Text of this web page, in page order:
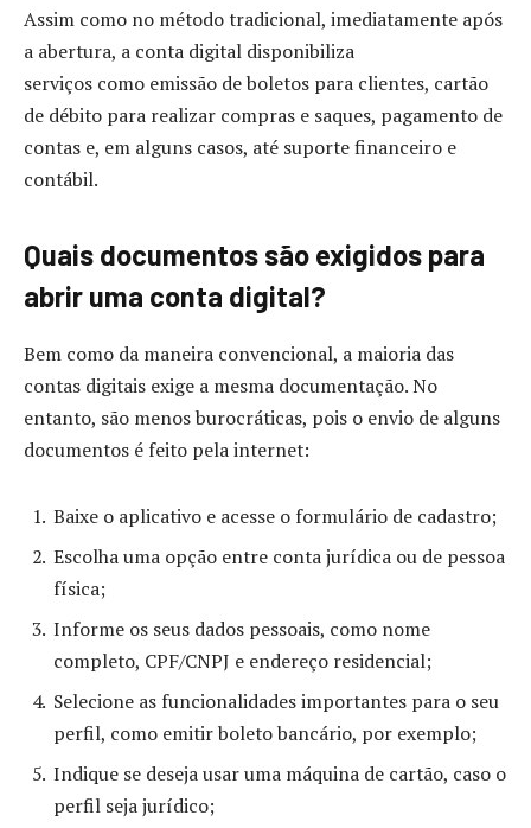
Assim como no método tradicional, imediatamente após
a abertura, a conta digital disponibiliza
serviços como emissão de boletos para clientes, cartão
de débito para realizar compras e saques, pagamento de
contas e, em alguns casos, até suporte financeiro e
contábil.
Quais documentos são exigidos para
abrir uma conta digital?
Bem como da maneira convencional, a maioria das
contas digitais exige a mesma documentação. No
entanto, são menos burocráticas, pois o envio de alguns
documentos é feito pela internet:
Baixe o aplicativo e acesse o formulário de cadastro;
Escolha uma opção entre conta jurídica ou de pessoa
física;
Informe os seus dados pessoais, como nome
completo, CPF/CNPJ e endereço residencial;
Selecione as funcionalidades importantes para o seu
perfil, como emitir boleto bancário, por exemplo;
Indique se deseja usar uma máquina de cartão, caso o
perfil seja jurídico;